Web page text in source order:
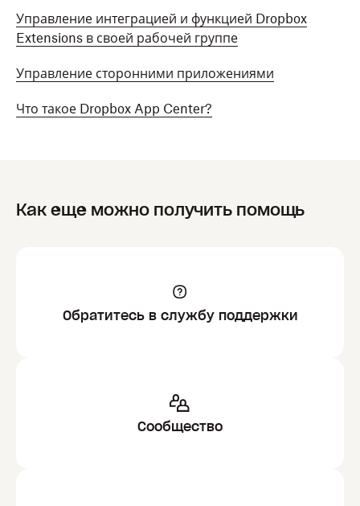
Управление интеграцией и функцией Dropbox
Extensions в своей рабочей группе
Управление сторонними приложениями
Что такое Dropbox App Center?
Как еще можно получить помощь
Обратитесь в службу поддержки
Сообщество